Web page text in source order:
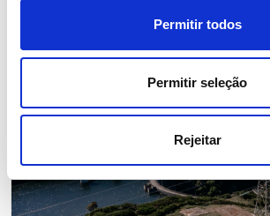
Permitir todos
Permitir seleção
Rejeitar